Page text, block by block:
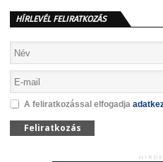
HÍRLEVÉL FELIRATKOZÁS
A feliratkozással elfogadja
Feliratkozás